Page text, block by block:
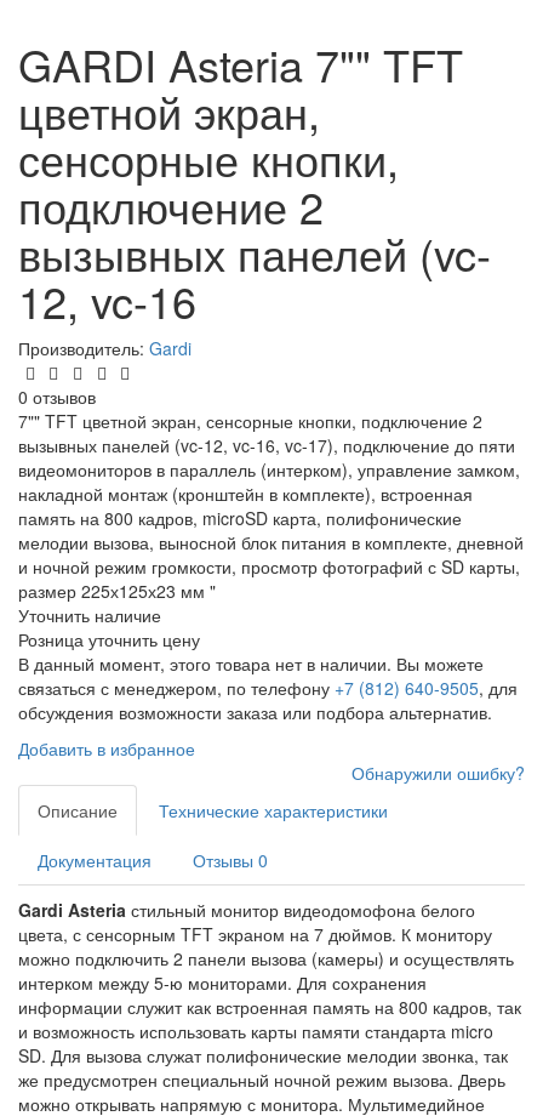
GARDI Asteria 7"" TFT
цветной экран,
сенсорные кнопки,
подключение 2
вызывных панелей (vc-
12, vc-16
Производитель: Gardi
0 отзывов
7"" TFT цветной экран, сенсорные кнопки, подключение 2
вызывных панелей (vc-12, vc-16, vc-17), подключение до пяти
видеомониторов в параллель (интерком), управление замком,
накладной монтаж (кронштейн в комплекте), встроенная
память на 800 кадров, microSD карта, полифонические
мелодии вызова, выносной блок питания в комплекте, дневной
и ночной режим громкости, просмотр фотографий с SD карты,
размер 225х125х23 мм "
Уточнить наличие
Розница уточнить цену
В данный момент, этого товара нет в наличии. Вы можете
связаться с менеджером, по телефону +7 (812) 640-9505, для
обсуждения возможности заказа или подбора альтернатив.
Добавить в избранное
Обнаружили ошибку?
Описание
Технические характеристики
Документация Отзывы 0
Gardi Asteria стильный монитор видеодомофона белого
цвета, с сенсорным TFT экраном на 7 дюймов. К монитору
можно подключить 2 панели вызова (камеры) и осуществлять
интерком между 5-ю мониторами. Для сохранения
информации служит как встроенная память на 800 кадров, так
и возможность использовать карты памяти стандарта micro
SD. Для вызова служат полифонические мелодии звонка, так
же предусмотрен специальный ночной режим вызова. Дверь
можно открывать напрямую с монитора. Мультимедийное